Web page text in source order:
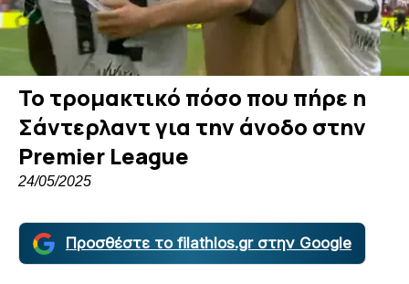
Το τρομακτικό πόσο που πήρε η
Σάντερλαντ για την άνοδο στην
Premier League
24/05/2025
Προσθέστε το filathlos.gr στην Google